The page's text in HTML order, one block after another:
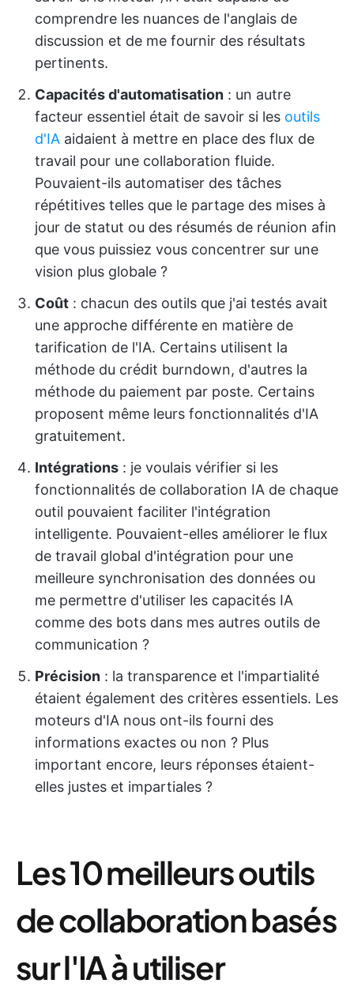
comprendre les nuances de l'anglais de
discussion et de me fournir des résultats
pertinents.
Capacités d'automatisation : un autre
facteur essentiel était de savoir si les outils
d'IA aidaient à mettre en place des flux de
travail pour une collaboration fluide.
Pouvaient-ils automatiser des tâches
répétitives telles que le partage des mises à
jour de statut ou des résumés de réunion afin
que vous puissiez vous concentrer sur une
vision plus globale ?
Coût : chacun des outils que j'ai testés avait
une approche différente en matière de
tarification de l'IA. Certains utilisent la
méthode du crédit burndown, d'autres la
méthode du paiement par poste. Certains
proposent même leurs fonctionnalités d'IA
gratuitement.
Intégrations : je voulais vérifier si les
fonctionnalités de collaboration IA de chaque
outil pouvaient faciliter l'intégration
intelligente. Pouvaient-elles améliorer le flux
de travail global d'intégration pour une
meilleure synchronisation des données ou
me permettre d'utiliser les capacités IA
comme des bots dans mes autres outils de
communication ?
Précision : la transparence et l'impartialité
étaient également des critères essentiels. Les
moteurs d'IA nous ont-ils fourni des
informations exactes ou non ? Plus
important encore, leurs réponses étaient-
elles justes et impartiales ?
Les 10 meilleurs outils
de collaboration basés
sur l'IA à utiliser